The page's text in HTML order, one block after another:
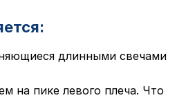
длинными свечами
на пике левого плеча. Что